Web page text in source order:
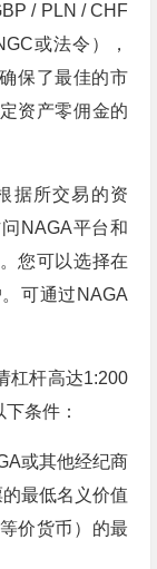
/ PLN / CHF
或法令），
保了最佳的市
资产零佣金的
据所交易的资
NAGA平台和
您可以选择在
可通过NAGA
杠杆高达1:200
条件：
或其他经纪商
最低名义价值
价货币）的最